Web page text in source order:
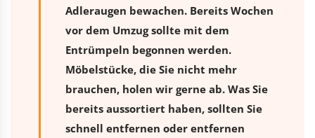
Adleraugen bewachen. Bereits Wochen
vor dem Umzug sollte mit dem
Entrümpeln begonnen werden.
Möbelstücke, die Sie nicht mehr
brauchen, holen wir gerne ab. Was Sie
bereits aussortiert haben, sollten Sie
schnell entfernen oder entfernen